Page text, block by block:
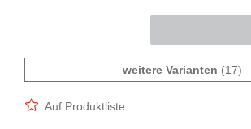
weitere Varianten (17)
Auf Produktliste